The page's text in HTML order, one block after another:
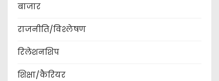
बाजार
राजनीति/विश्लेषण
रिलेशनशिप
शिक्षा/कैरियर